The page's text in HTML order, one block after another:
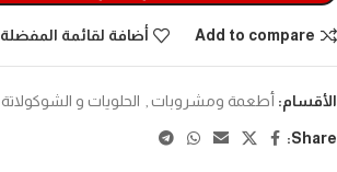
Add to compare أضافة لقائمة المفضلة
الأقسام: أطعمة ومشروبات الحلويات و الشوكولاتة
Share: